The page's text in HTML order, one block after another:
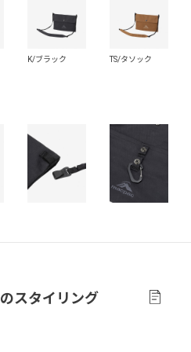
のスタイリング